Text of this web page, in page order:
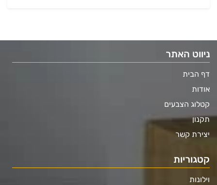
ניווט האתר
דף הבית
אודות
קטלוג הצבעים
תקנון
יצירת קשר
קטגוריות
וילונות